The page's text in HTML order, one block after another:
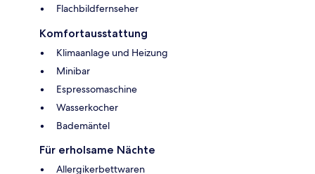
Flachbildfernseher
Komfortausstattung
Klimaanlage und Heizung
Minibar
Espressomaschine
Wasserkocher
Bademäntel
Für erholsame Nächte
Allergikerbettwaren